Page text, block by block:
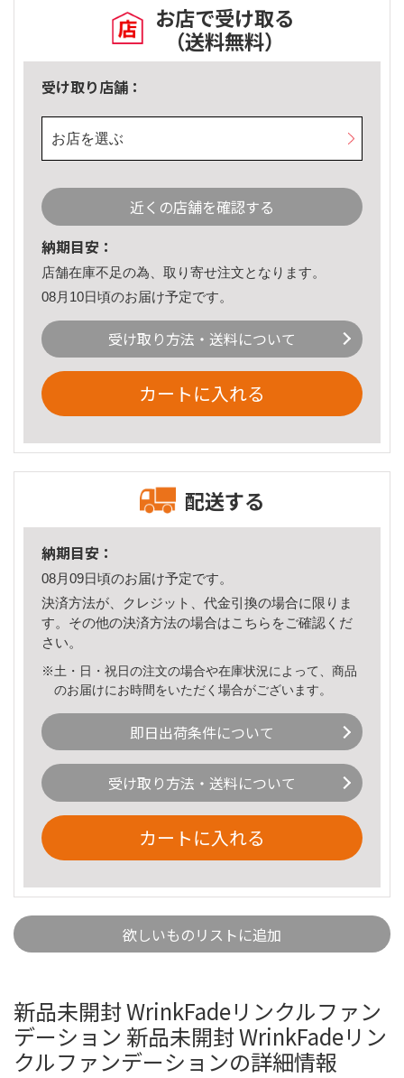
お店で受け取る
（送料無料）
受け取り店舗：
お店を選ぶ
近くの店舗を確認する
納期目安：
店舗在庫不足の為、取り寄せ注文となります。
08月10日頃のお届け予定です。
受け取り方法・送料について
カートに入れる
配送する
納期目安：
08月09日頃のお届け予定です。
決済方法が、クレジット、代金引換の場合に限りま
す。その他の決済方法の場合はこちら をご確認くだ
さい。
※土・日・祝日の注文の場合や在庫状況によって、商品
のお届けにお時間をいただく場合がございます。
即日出荷条件について
受け取り方法・送料について
カートに入れる
欲しいものリストに追加
新品未開封 WrinkFadeリンクルファン
デーション 新品未開封 WrinkFadeリン
クルファンデーションの詳細情報